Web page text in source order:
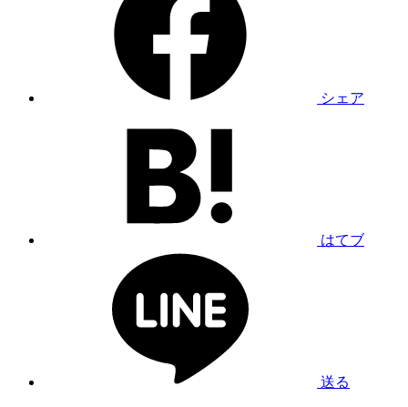
シェア
はてブ
送る